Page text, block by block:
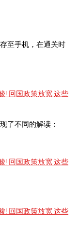
至手机，在通关时
了不同的解读：